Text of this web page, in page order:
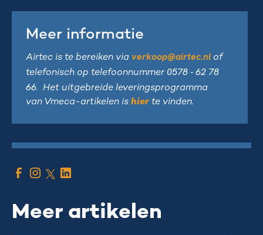
Meer informatie
Airtec is te bereiken via verkoop@airtec.nl of
telefonisch op telefoonnummer 0578 - 62 78
66. Het uitgebreide leveringsprogramma
van Vmeca-artikelen is hier te vinden.
Meer artikelen